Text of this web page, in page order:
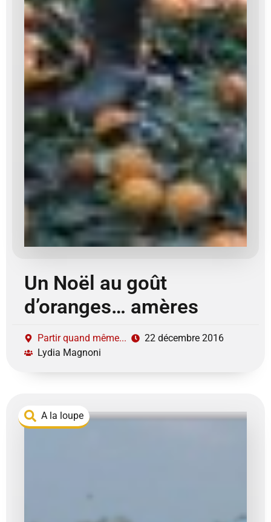
Un Noël au goût
d’oranges… amères
Partir quand même...
22 décembre 2016
Lydia Magnoni
A la loupe